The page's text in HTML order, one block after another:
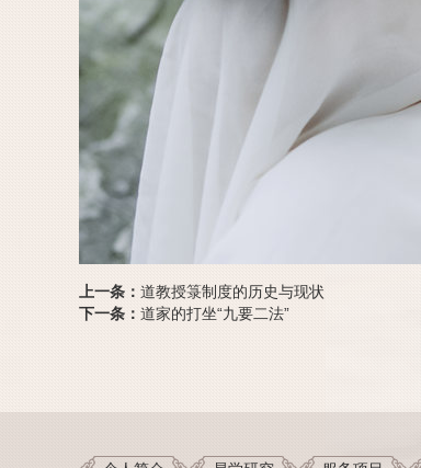
上一条： 道教授箓制度的历史与现状
下一条： 道家的打坐“九要二法”